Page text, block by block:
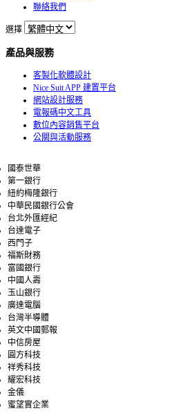
聯絡我們
選擇
產品與服務
客製化軟體設計
Nice Suit APP 建置平台
網站設計服務
電報碼中文工具
數位內容銷售平台
公關與活動服務
國泰世華
第一銀行
紐約梅隆銀行
中華民國銀行公會
台北外匯經紀
台達電子
西門子
福斯財務
富國銀行
中國人壽
玉山銀行
廣達電腦
台灣半導體
英文中國郵報
中信房屋
圓方科技
祥秀科技
耀宏科技
金儀
蜜望實企業